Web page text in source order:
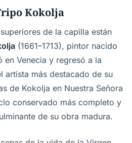
Kokolja
de la capilla están
(1661–1713), pintor nacido
en Venecia y regresó a la
artista más destacado de su
de Kokolja en Nuestra Señora
conservado más completo y
de su obra madura.